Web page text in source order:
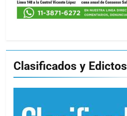
Clasificados y Edictos